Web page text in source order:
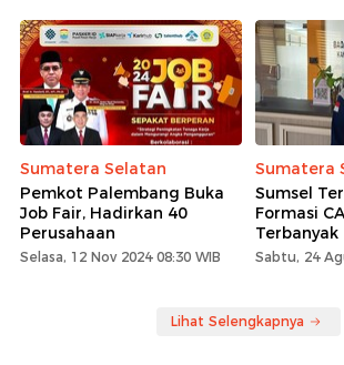
Sumatera Selatan
Pemkot Palembang Buka
Job Fair, Hadirkan 40
Perusahaan
Selasa, 12 Nov 2024 08:30 WIB
Sumatera
Sumsel
Formasi
Terbanyak
Sabtu, 24
Lihat Selengkapnya